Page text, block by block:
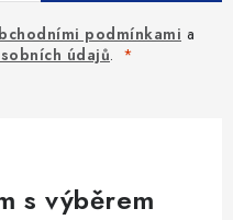
podmínkami a
údajů.
s výběrem